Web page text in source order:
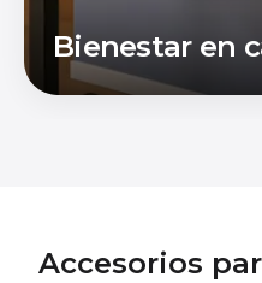
Bienestar en
Accesorios